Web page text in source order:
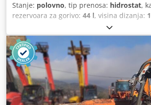
Stanje: polovno, tip prenosa: hidrostat,
rezervoara za gorivo: 44 l, visina dizanja:
, radni sati:
brzine Namena: Rudarstvo Prazna masa:
3.500 kg Ukupna dozvoljena masa: 6.280
Š x V): 412 x 186 x 296 cm Cjdoy Nctlopfx
Zapremina tovarnog prostora: 2.737 l